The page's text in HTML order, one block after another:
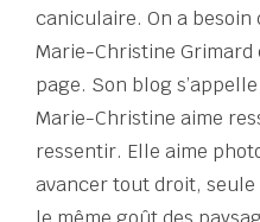
caniculaire. On a besoin
Marie-Christine Grimard
page. Son blog
Marie-Christine aime
ressentir. Elle aime
avancer tout droit, seule